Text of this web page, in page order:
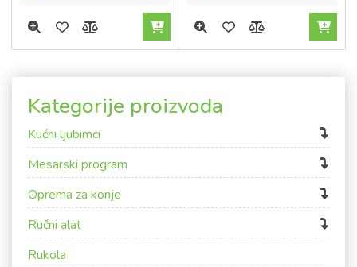
Kategorije proizvoda
Kućni ljubimci
Mesarski program
Oprema za konje
Ručni alat
Rukola